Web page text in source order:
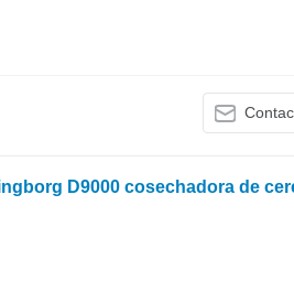
D9000 cosechadora de